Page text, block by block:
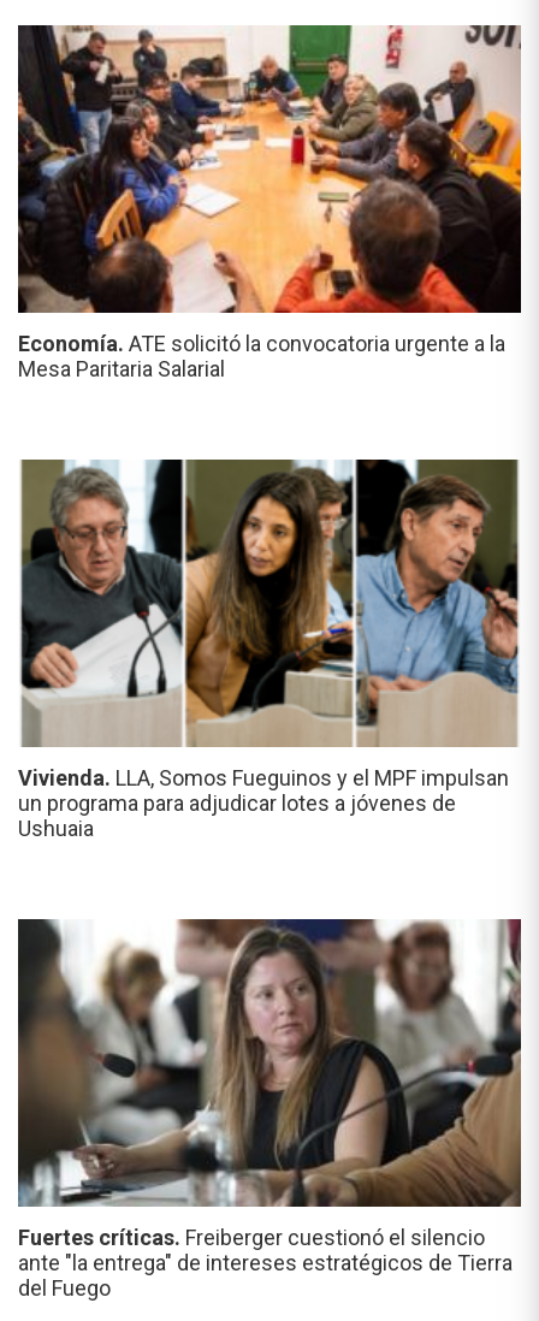
Economía. ATE solicitó la convocatoria urgente a la
Mesa Paritaria Salarial
Vivienda. LLA, Somos Fueguinos y el MPF impulsan
un programa para adjudicar lotes a jóvenes de
Ushuaia
Fuertes críticas. Freiberger cuestionó el silencio
ante "la entrega" de intereses estratégicos de Tierra
del Fuego